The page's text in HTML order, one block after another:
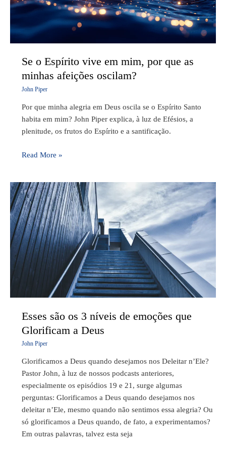
Se o Espírito vive em mim, por que as
minhas afeições oscilam?
John Piper
Por que minha alegria em Deus oscila se o Espírito Santo
habita em mim? John Piper explica, à luz de Efésios, a
plenitude, os frutos do Espírito e a santificação.
por
as
minhas
oscilam?
Read More »
Esses são os 3 níveis de emoções que
Glorificam a Deus
John Piper
Glorificamos a Deus quando desejamos nos Deleitar n’Ele?
Pastor John, à luz de nossos podcasts anteriores,
especialmente os episódios 19 e 21, surge algumas
perguntas: Glorificamos a Deus quando desejamos nos
deleitar n’Ele, mesmo quando não sentimos essa alegria? Ou
só glorificamos a Deus quando, de fato, a experimentamos?
Em outras palavras, talvez esta seja
Esses
são
os
3
níveis
de
emoções
que
a